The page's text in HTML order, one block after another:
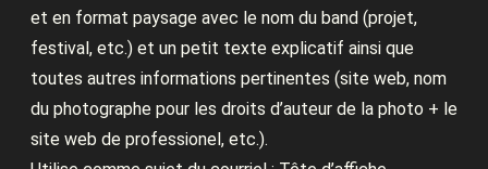
et en format paysage avec le nom du band (projet,
festival, etc.) et un petit texte explicatif ainsi que
toutes autres informations pertinentes (site web, nom
du photographe pour les droits d’auteur de la photo + le
site web de professionel, etc.).